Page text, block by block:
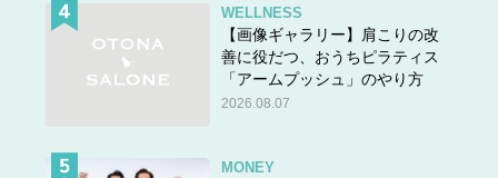
WELLNESS
【画像ギャラリー】肩こりの改
善に役だつ、おうちピラティス
「アームプッシュ」のやり方
2026.08.07
MONEY